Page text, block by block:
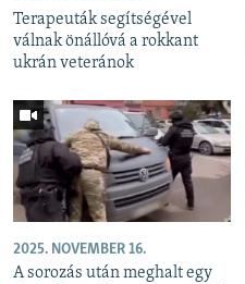
Terapeuták segítségével
válnak önállóvá a rokkant
ukrán veteránok
2025. NOVEMBER 16.
A sorozás után meghalt egy